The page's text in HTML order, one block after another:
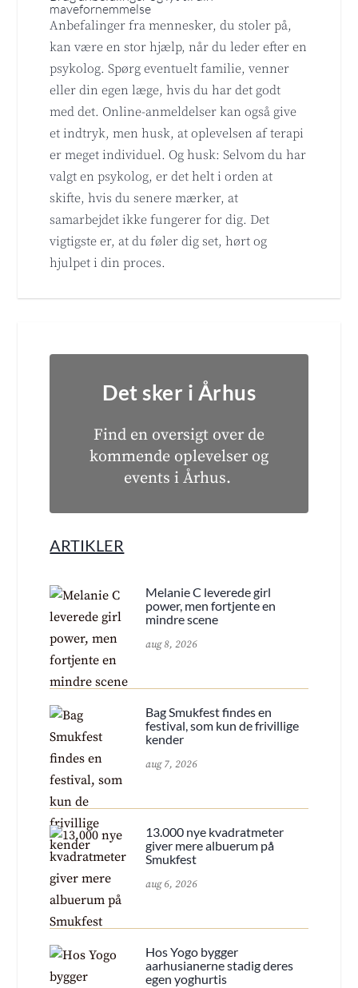
mavefornemmelse
Anbefalinger fra mennesker, du stoler på,
kan være en stor hjælp, når du leder efter en
psykolog. Spørg eventuelt familie, venner
eller din egen læge, hvis du har det godt
med det. Online-anmeldelser kan også give
et indtryk, men husk, at oplevelsen af terapi
er meget individuel. Og husk: Selvom du har
valgt en psykolog, er det helt i orden at
skifte, hvis du senere mærker, at
samarbejdet ikke fungerer for dig. Det
vigtigste er, at du føler dig set, hørt og
hjulpet i din proces.
Det sker i Århus
Find en oversigt over de
kommende oplevelser og
events i Århus.
ARTIKLER
Melanie C leverede girl
power, men fortjente en
mindre scene
aug 8, 2026
Bag Smukfest findes en
festival, som kun de frivillige
kender
aug 7, 2026
13.000 nye kvadratmeter
giver mere albuerum på
Smukfest
aug 6, 2026
Hos Yogo bygger
aarhusianerne stadig deres
egen yoghurtis